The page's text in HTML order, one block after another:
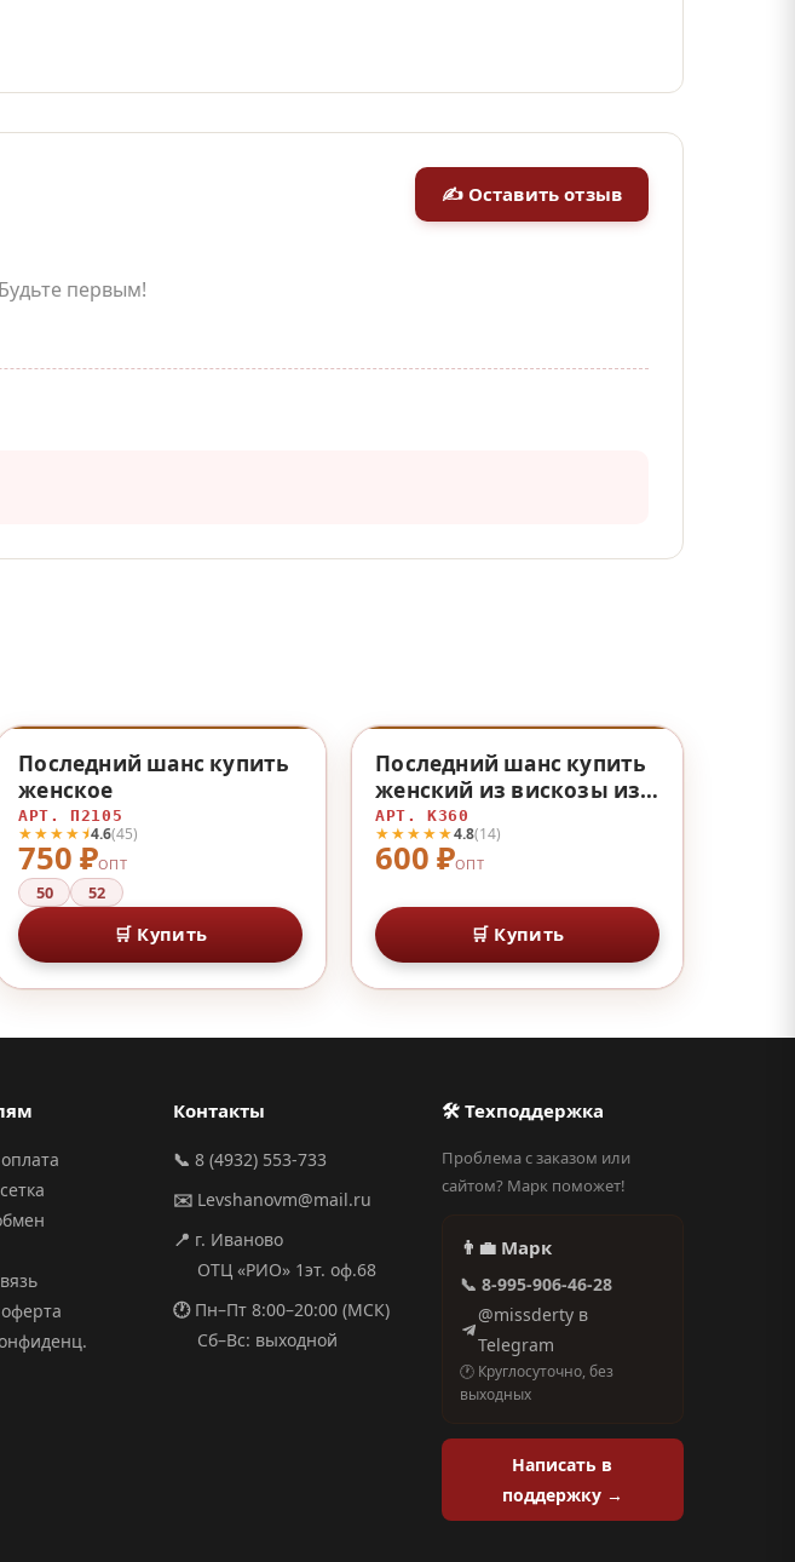
✍ Оставить отзыв
первым!
♡
750 ₽ОПТ
★★★★⯨4.6(45)
Последний шанс купить
женское
АРТ. П2105
50 52
🛒 Купить
♡
600 ₽ОПТ
★★★★★4.8(14)
Последний шанс купить
женский из вискозы из
вискозы
АРТ. К360
🛒 Купить
Контакты
📞 8 (4932) 553-733
✉️ Levshanovm@mail.ru
📍 г. Иваново
ОТЦ «РИО» 1эт. оф.68
🕐Пн–Пт 8:00–20:00 (МСК)
Сб–Вс: выходной
🛠 Техподдержка
Проблема с заказом или
сайтом? Марк поможет!
👨‍💼 Марк
📞 8-995-906-46-28
@missderty в
Telegram
🕐 Круглосуточно, без
выходных
Написать в
поддержку →